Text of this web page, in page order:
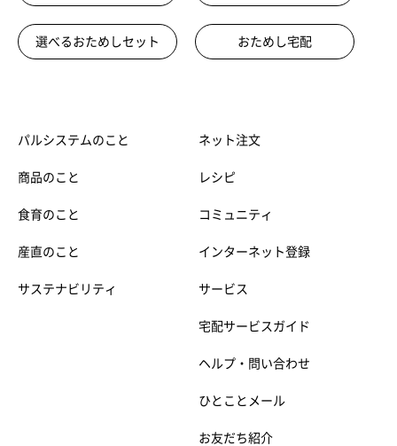
選べるおためしセット おためし宅配
パルシステムのこと
商品のこと
食育のこと
産直のこと
サステナビリティ
ネット注文
レシピ
コミュニティ
インターネット登録
サービス
宅配サービスガイド
ヘルプ・問い合わせ
ひとことメール
お友だち紹介